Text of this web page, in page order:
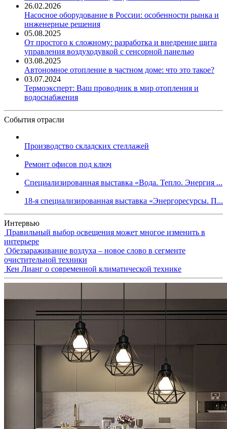
26.02.2026
Насосное оборудование в России: особенности рынка и
инженерные решения
05.08.2025
От простого к сложному: разработка и внедрение щита
управления воздуходувкой с сенсорной панелью
03.08.2025
Автономное отопление в частном доме: что это такое?
03.07.2024
Термоэксперт: Ваш проводник в мир отопления и
водоснабжения
События отрасли
Производство складских стеллажей
Ремонт офисов под ключ
Специализированная выставка «Вода. Тепло. Энергия ...
18-я специализированная выставка «Энергоресурсы. П...
Интервью
Правильный выбор освещения может многое изменить в
интерьере
Обеззараживание воздуха – новое слово в сегменте
очистительной техники
Кен Лианг о современной климатической технике